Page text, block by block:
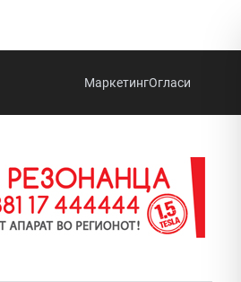
МаркетингОгласи